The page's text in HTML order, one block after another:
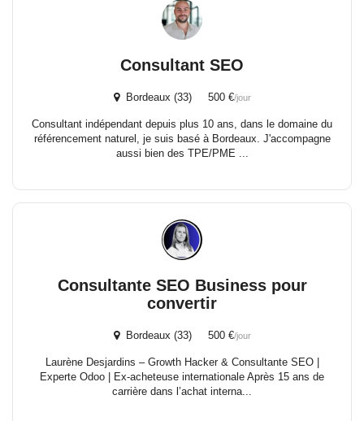
Consultant SEO
Bordeaux (33) 500 €/jour
Consultant indépendant depuis plus 10 ans, dans le domaine du
référencement naturel, je suis basé à Bordeaux. J'accompagne
aussi bien des TPE/PME ...
Consultante SEO Business pour
convertir
Bordeaux (33) 500 €/jour
Laurène Desjardins – Growth Hacker & Consultante SEO |
Experte Odoo | Ex-acheteuse internationale Après 15 ans de
carrière dans l’achat interna...